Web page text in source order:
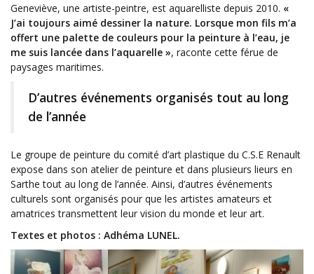
Geneviève, une artiste-peintre, est aquarelliste depuis 2010. «
J’ai toujours aimé dessiner la nature. Lorsque mon fils m’a
offert une palette de couleurs pour la peinture à l’eau, je
me suis lancée dans l’aquarelle », raconte cette férue de
paysages maritimes.
D’autres événements organisés tout au long
de l’année
Le groupe de peinture du comité d’art plastique du C.S.E Renault
expose dans son atelier de peinture et dans plusieurs lieurs en
Sarthe tout au long de l’année. Ainsi, d’autres événements
culturels sont organisés pour que les artistes amateurs et
amatrices transmettent leur vision du monde et leur art.
Textes et photos : Adhéma LUNEL.